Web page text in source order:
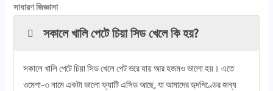
সাধারণ জিজ্ঞাসা
সকালে খালি পেটে চিয়া সিড খেলে কি হয়?
সকালে খালি পেটে চিয়া সিড খেলে পেট ভরে যায় আর হজমও ভালো হয়। এতে
ওমেগা-৩ নামে একটা ভালো ফ্যাটি এসিড আছে, যা আমাদের হৃদপিণ্ডের জন্য